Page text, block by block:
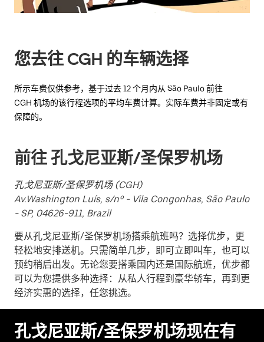
并
日
期。
退
出
键
关
闭
日
历。
您去往 CGH 的车辆选择
所示车费仅供参考，基于过去 12 个月内从 São Paulo 前往
CGH 机场的该行程选项的平均车费计算。实际车费并非固定或有
保障的。
前往 孔戈尼亚斯/圣保罗机场
孔戈尼亚斯/圣保罗机场 (CGH)
Av.Washington Luís, s/nº - Vila Congonhas, São Paulo
- SP, 04626-911, Brazil
要从孔戈尼亚斯/圣保罗机场搭乘航班吗？选择优步，更
轻松地安排送机。只需简单几步，即可立即叫车，也可以
预约稍后出发。无论您要搭乘国内还是国际航班，优步都
可以为您提供多种选择：从私人行程到豪华轿车，再到更
经济实惠的选择，任您挑选。
孔戈尼亚斯/圣保罗机场现在有